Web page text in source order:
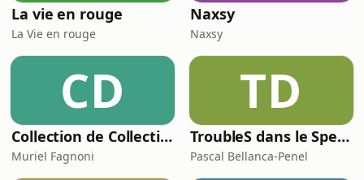
La vie en rouge
La Vie en rouge
Naxsy
Naxsy
CD
Collection de Collectionneurs
Muriel Fagnoni
TD
TroubleS dans le Spectre
Pascal Bellanca-Penel